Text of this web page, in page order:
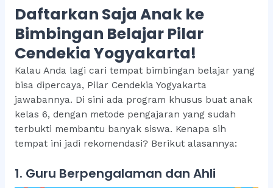
Daftarkan Saja Anak ke
Bimbingan Belajar Pilar
Cendekia Yogyakarta!
Kalau Anda lagi cari tempat bimbingan belajar yang
bisa dipercaya, Pilar Cendekia Yogyakarta
jawabannya. Di sini ada program khusus buat anak
kelas 6, dengan metode pengajaran yang sudah
terbukti membantu banyak siswa. Kenapa sih
tempat ini jadi rekomendasi? Berikut alasannya:
1. Guru Berpengalaman dan Ahli